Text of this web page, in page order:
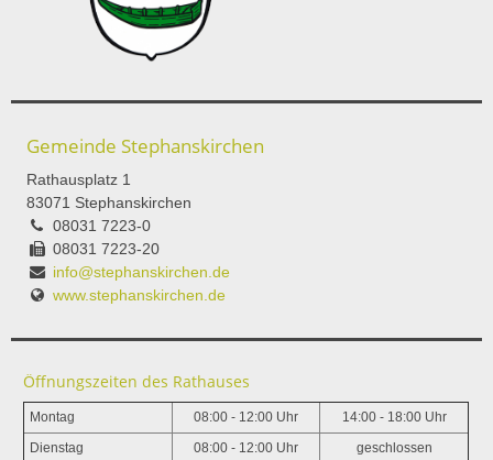
Gemeinde Stephanskirchen
Rathausplatz 1
83071 Stephanskirchen
08031 7223-0
08031 7223-20
info@stephanskirchen.de
www.stephanskirchen.de
Öffnungszeiten des Rathauses
Montag 08:00 - 12:00 Uhr 14:00 - 18:00 Uhr
Dienstag 08:00 - 12:00 Uhr geschlossen